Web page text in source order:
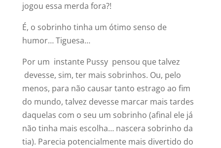
jogou essa merda fora?!
É, o sobrinho tinha um ótimo senso de
humor… Tiguesa…
Por um instante Pussy pensou que talvez
devesse, sim, ter mais sobrinhos. Ou, pelo
menos, para não causar tanto estrago ao fim
do mundo, talvez devesse marcar mais tardes
daquelas com o seu um sobrinho (afinal ele já
não tinha mais escolha… nascera sobrinho da
tia). Parecia potencialmente mais divertido do